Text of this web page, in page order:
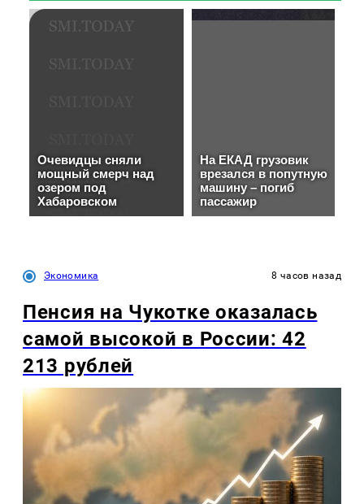
Экономика 8 часов назад
Пенсия на Чукотке оказалась
самой высокой в России: 42
213 рублей